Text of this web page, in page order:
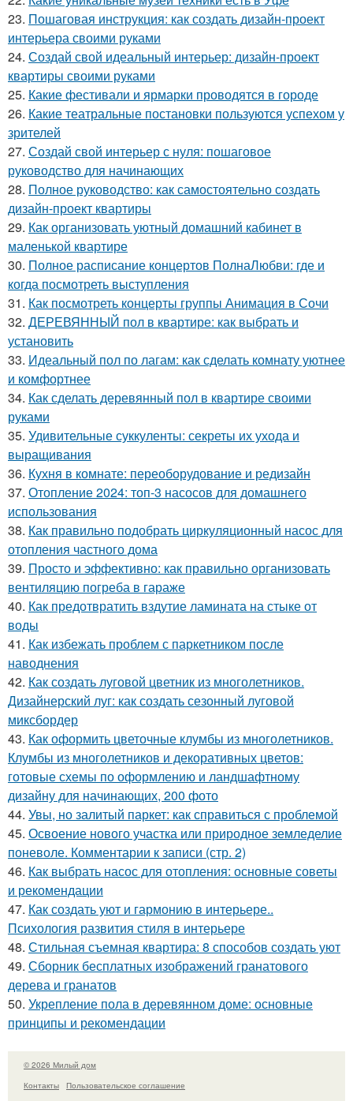
23. Пошаговая инструкция: как создать дизайн-проект
интерьера своими руками
24. Создай свой идеальный интерьер: дизайн-проект
квартиры своими руками
25. Какие фестивали и ярмарки проводятся в городе
26. Какие театральные постановки пользуются успехом у
зрителей
27. Создай свой интерьер с нуля: пошаговое
руководство для начинающих
28. Полное руководство: как самостоятельно создать
дизайн-проект квартиры
29. Как организовать уютный домашний кабинет в
маленькой квартире
30. Полное расписание концертов ПолнаЛюбви: где и
когда посмотреть выступления
31. Как посмотреть концерты группы Анимация в Сочи
32. ДЕРЕВЯННЫЙ пол в квартире: как выбрать и
установить
33. Идеальный пол по лагам: как сделать комнату уютнее
и комфортнее
34. Как сделать деревянный пол в квартире своими
руками
35. Удивительные суккуленты: секреты их ухода и
выращивания
36. Кухня в комнате: переоборудование и редизайн
37. Отопление 2024: топ-3 насосов для домашнего
использования
38. Как правильно подобрать циркуляционный насос для
отопления частного дома
39. Просто и эффективно: как правильно организовать
вентиляцию погреба в гараже
40. Как предотвратить вздутие ламината на стыке от
воды
41. Как избежать проблем с паркетником после
наводнения
42. Как создать луговой цветник из многолетников.
Дизайнерский луг: как создать сезонный луговой
миксбордер
43. Как оформить цветочные клумбы из многолетников.
Клумбы из многолетников и декоративных цветов:
готовые схемы по оформлению и ландшафтному
дизайну для начинающих, 200 фото
44. Увы, но залитый паркет: как справиться с проблемой
45. Освоение нового участка или природное земледелие
поневоле. Комментарии к записи (стр. 2)
46. Как выбрать насос для отопления: основные советы
и рекомендации
47. Как создать уют и гармонию в интерьере..
Психология развития стиля в интерьере
48. Стильная съемная квартира: 8 способов создать уют
49. Сборник бесплатных изображений гранатового
дерева и гранатов
50. Укрепление пола в деревянном доме: основные
принципы и рекомендации
© 2026 Милый дом
Контакты
Пользовательское соглашение